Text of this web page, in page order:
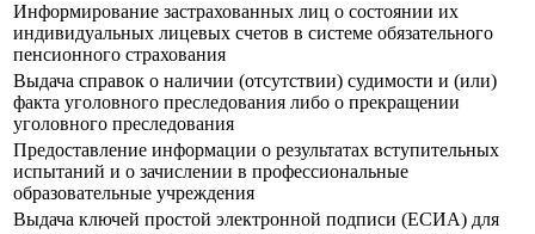
Информирование застрахованных лиц о состоянии их
индивидуальных лицевых счетов в системе обязательного
пенсионного страхования
Выдача справок о наличии (отсутствии) судимости и (или)
факта уголовного преследования либо о прекращении
уголовного преследования
Предоставление информации о результатах вступительных
испытаний и о зачислении в профессиональные
образовательные учреждения
Выдача ключей простой электронной подписи (ЕСИА) для